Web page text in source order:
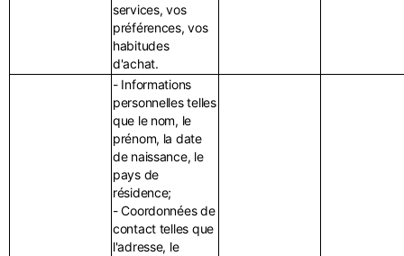
services, vos
préférences, vos
habitudes
d'achat.
- Informations
personnelles telles
que le nom, le
prénom, la date
de naissance, le
pays de
résidence;
- Coordonnées de
contact telles que
l'adresse, le